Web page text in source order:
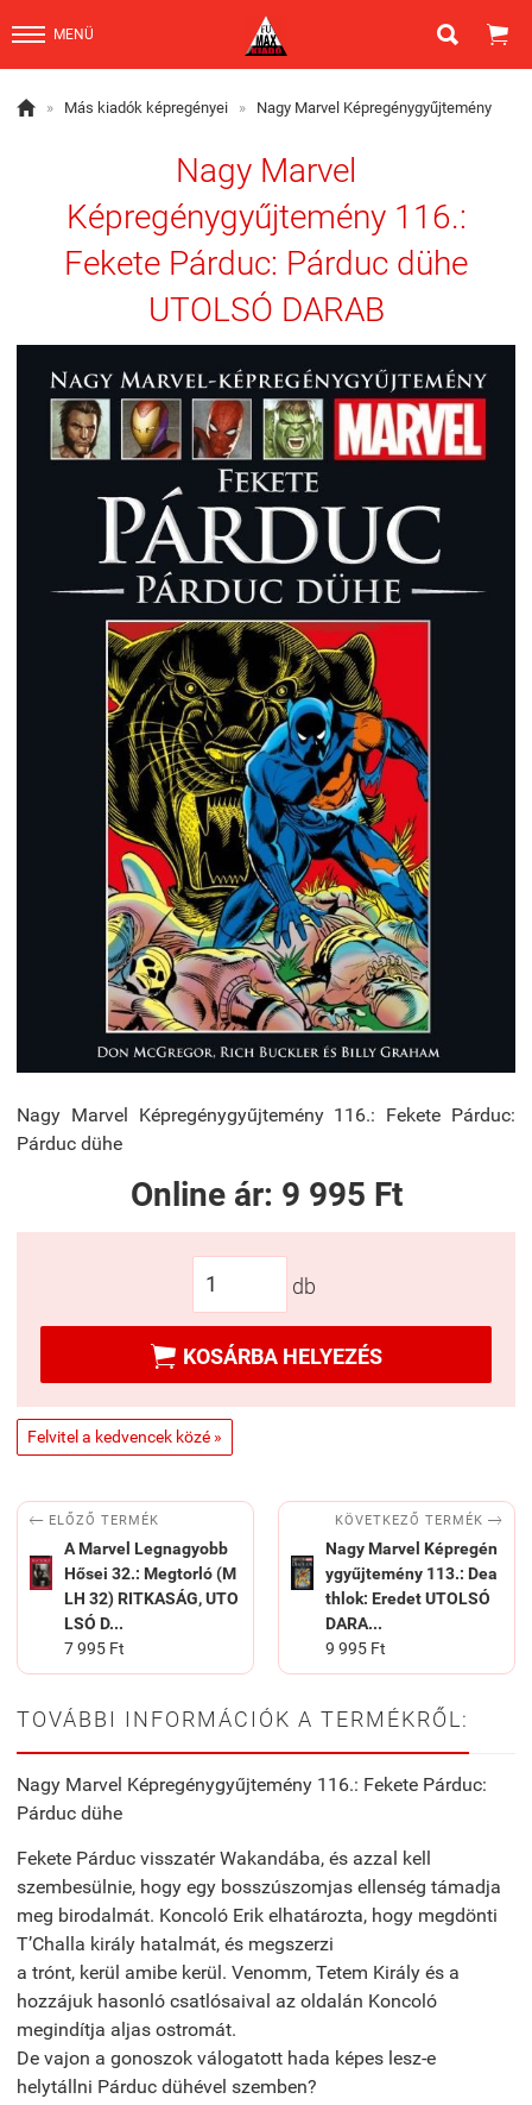
MENÜ  
 » Más kiadók képregényei » Nagy Marvel Képregénygyűjtemény
Nagy Marvel
Képregénygyűjtemény 116.:
Fekete Párduc: Párduc dühe
UTOLSÓ DARAB
Nagy Marvel Képregénygyűjtemény 116.: Fekete Párduc:
Párduc dühe
Online ár: 9 995 Ft
db
 KOSÁRBA HELYEZÉS
Felvitel a kedvencek közé »
 ELŐZŐ TERMÉK
A Marvel Legnagyobb
Hősei 32.: Megtorló (M
LH 32) RITKASÁG, UTO
LSÓ D...
7 995 Ft
KÖVETKEZŐ TERMÉK 
Nagy Marvel Képregén
ygyűjtemény 113.: Dea
thlok: ​Eredet UTOLSÓ
DARA...
9 995 Ft
TOVÁBBI INFORMÁCIÓK A TERMÉKRŐL:
Nagy Marvel Képregénygyűjtemény 116.: Fekete Párduc:
Párduc dühe
Fekete Párduc visszatér Wakandába, és azzal kell
szembesülnie, hogy egy bosszúszomjas ellenség támadja
meg birodalmát. Koncoló Erik elhatározta, hogy megdönti
T’Challa király hatalmát, és megszerzi
a trónt, kerül amibe kerül. Venomm, Tetem Király és a
hozzájuk hasonló csatlósaival az oldalán Koncoló
megindítja aljas ostromát.
De vajon a gonoszok válogatott hada képes lesz-e
helytállni Párduc dühével szemben?